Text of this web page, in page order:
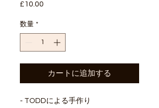
£10.00
数量 *
カートに追加する
- TODDによる手作り